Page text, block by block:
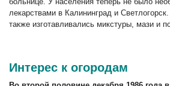
лекарствами в Калининград и
также изготавливались микстуры, мази и
Интерес к огородам